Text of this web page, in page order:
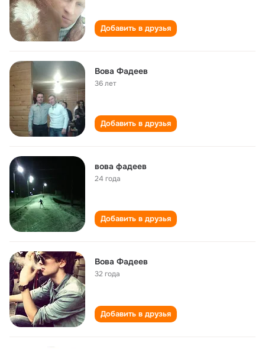
Добавить в друзья
Вова Фадеев
36 лет
Добавить в друзья
вова фадеев
24 года
Добавить в друзья
Вова Фадеев
32 года
Добавить в друзья